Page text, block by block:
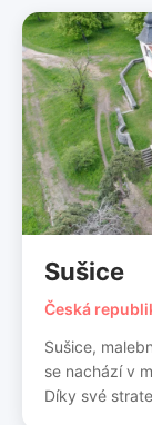
Sušice
Česká
Sušice,
se nachází v
Díky své